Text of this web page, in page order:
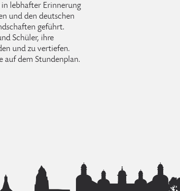
in lebhafter Erinnerung
und den deutschen
geführt.
Schüler, ihre
und zu vertiefen.
auf dem Stundenplan.